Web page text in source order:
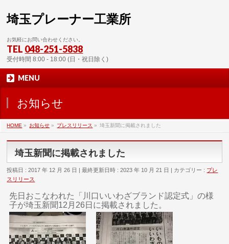
埼玉プレーナー工業所
お気軽にお問い合わせください。
TEL 048-251-5838
受付時間 8:00 - 18:00 (日・祝日除く)
MENU
お知らせ
HOME » お知らせ » プレスリリース » 埼玉新聞に掲載されました
埼玉新聞に掲載されました
投稿日 : 2017 年 12 月 26 日 最終更新日時 : 2023 年 10 月 21 日 カテゴリー : プレ
スリリース
先日おこなわれた「川口いいわざブランド認定式」の様
子が埼玉新聞12月26日に掲載されました。